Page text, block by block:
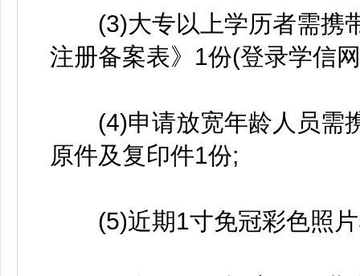
(3)大专以上学历者需携
注册备案表》1份(登录学信
(4)申请放宽年龄人员需
原件及复印件1份;
(5)近期1寸免冠彩色照片